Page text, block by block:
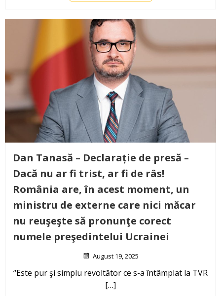
Dan Tanasă – Declarație de presă –
Dacă nu ar fi trist, ar fi de râs!
România are, în acest moment, un
ministru de externe care nici măcar
nu reuşeşte să pronunţe corect
numele preşedintelui Ucrainei
August 19, 2025
“Este pur şi simplu revoltător ce s-a întâmplat la TVR
[…]